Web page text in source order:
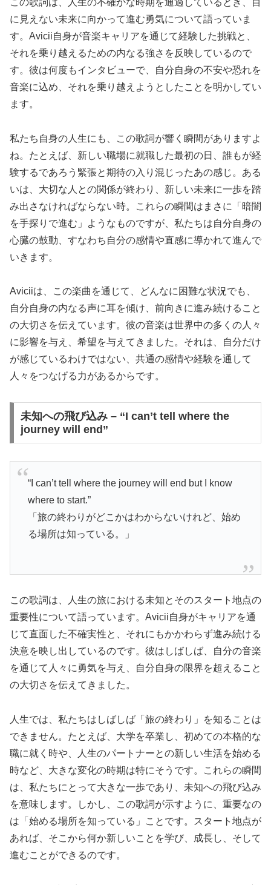
に見えない未来に向かって進む勇気について語っていま
す。Avicii自身が音楽キャリアを通じて経験した挑戦と、
それを乗り越えるための内なる強さを反映しているので
す。彼は何度もインタビューで、自分自身の不安や恐れを
音楽に込め、それを乗り越えようとしたことを明かしてい
ます。
私たち自身の人生にも、この歌詞が響く瞬間がありますよ
ね。たとえば、新しい職場に就職した最初の日、誰もが経
験するであろう緊張と期待の入り混じったあの感じ。ある
いは、大切な人との関係が終わり、新しい未来に一歩を踏
み出さなければならない時。これらの瞬間はまさに「暗闇
を手探りで進む」ようなものですが、私たちは自分自身の
心臓の鼓動、すなわち自分の感情や直感に導かれて進んで
いきます。
Aviciiは、この楽曲を通じて、どんなに困難な状況でも、
自分自身の内なる声に耳を傾け、前向きに進み続けること
の大切さを伝えています。彼の音楽は世界中の多くの人々
に影響を与え、希望を与えてきました。それは、自分だけ
が感じているわけではない、共通の感情や経験を通して
人々をつなげる力があるからです。
未知への飛び込み – “I can’t tell where the
journey will end”
“I can’t tell where the journey will end but I know
where to start.”
「旅の終わりがどこかはわからないけれど、始め
る場所は知っている。」
この歌詞は、人生の旅における未知とそのスタート地点の
重要性について語っています。Avicii自身がキャリアを通
じて直面した不確実性と、それにもかかわらず進み続ける
決意を映し出しているのです。彼はしばしば、自分の音楽
を通じて人々に勇気を与え、自分自身の限界を超えること
の大切さを伝えてきました。
人生では、私たちはしばしば「旅の終わり」を知ることは
できません。たとえば、大学を卒業し、初めての本格的な
職に就く時や、人生のパートナーとの新しい生活を始める
時など、大きな変化の時期は特にそうです。これらの瞬間
は、私たちにとって大きな一歩であり、未知への飛び込み
を意味します。しかし、この歌詞が示すように、重要なの
は「始める場所を知っている」ことです。スタート地点が
あれば、そこから何か新しいことを学び、成長し、そして
進むことができるのです。